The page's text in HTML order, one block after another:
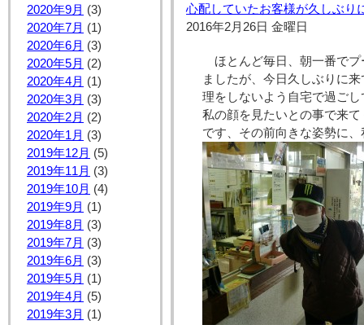
2020年9月 (3)
2020年7月 (1)
2020年6月 (3)
2020年5月 (2)
2020年4月 (1)
2020年3月 (3)
2020年2月 (2)
2020年1月 (3)
2019年12月 (5)
2019年11月 (3)
2019年10月 (4)
2019年9月 (1)
2019年8月 (3)
2019年7月 (3)
2019年6月 (3)
2019年5月 (1)
2019年4月 (5)
2019年3月 (1)
心配していたお客様が久しぶり
2016年2月26日 金曜日
ほとんど毎日、朝一番で
ましたが、今日久しぶりに
理をしないよう自宅で過ご
私の顔を見たいとの事で来
です、その前向きな姿勢に